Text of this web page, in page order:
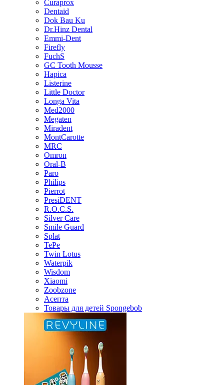
Curaprox
Dentaid
Dok Bau Ku
Dr.Hinz Dental
Emmi-Dent
Firefly
FuchS
GC Tooth Mousse
Hapica
Listerine
Little Doctor
Longa Vita
Med2000
Megaten
Miradent
MontCarotte
MRC
Omron
Oral-B
Paro
Philips
Pierrot
PresiDENT
R.O.C.S.
Silver Care
Smile Guard
Splat
TePe
Twin Lotus
Waterpik
Wisdom
Xiaomi
Zoobzone
Асепта
Товары для детей Spongebob